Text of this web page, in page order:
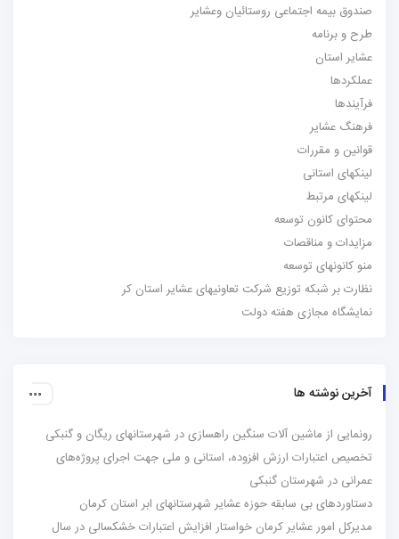
صندوق بیمه اجتماعی روستائیان وعشایر
طرح و برنامه
عشایر استان
عملکردها
فرآیندها
فرهنگ عشایر
قوانین و مقررات
لینکهای استانی
لینکهای مرتبط
محتوای کانون توسعه
مزایدات و مناقصات
منو کانونهای توسعه
نظارت بر شبکه توزیع شرکت تعاونیهای عشایر استان کر
نمایشگاه مجازی هفته دولت
آخرین نوشته ها
رونمایی از ماشین آلات سنگین راهسازی در شهرستانهای ریگان و گنبکی
تخصیص اعتبارات ارزش افزوده، استانی و ملی جهت اجرای پروژه‌های
عمرانی در شهرستان گنبکی
دستاوردهای بی سابقه حوزه عشایر شهرستانهای ابر استان کرمان
مدیرکل امور عشایر کرمان خواستار افزایش اعتبارات خشکسالی در سال